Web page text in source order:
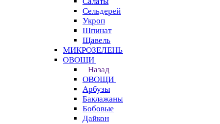
Сельдерей
Укроп
Шпинат
Щавель
МИКРОЗЕЛЕНЬ
ОВОЩИ
Назад
ОВОЩИ
Арбузы
Баклажаны
Бобовые
Дайкон